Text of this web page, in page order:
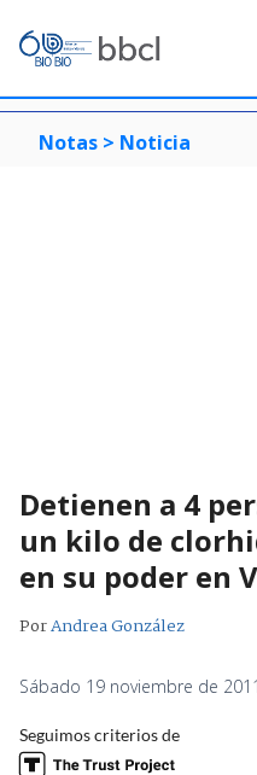
Notas > Noticia
Detienen a 4
un kilo de
en su poder en
PorAndrea González
Sábado 19 noviembre de
Seguimos criterios de